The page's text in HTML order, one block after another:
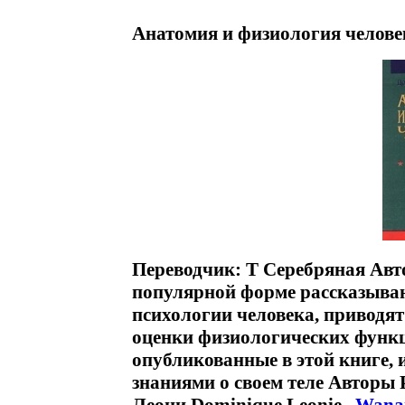
Анатомия и физиология
Переводчик: Т Серебряная
популярной форме
психологии человека,
оценки физиологических
опубликованные в этой книге,
знаниями о своем теле